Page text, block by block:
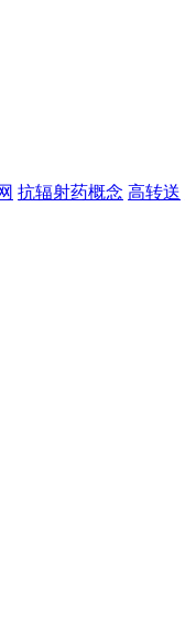
抗辐射药概念 高转送